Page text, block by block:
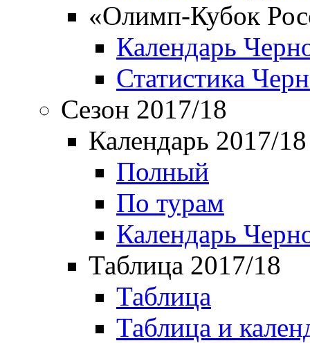
«Олимп-Кубок
Календарь
Статистика
Сезон 2017/18
Календарь 2017/18
Полный
По турам
Календарь
Таблица 2017/18
Таблица
Таблица и